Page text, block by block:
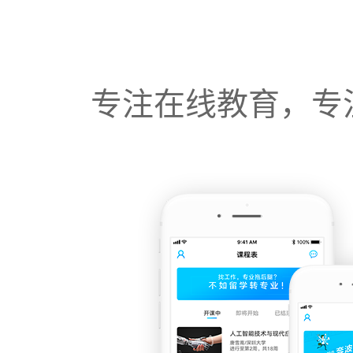
专注在线教育，